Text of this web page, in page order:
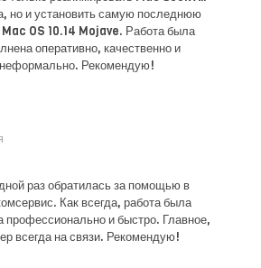
но и установить самую последнюю
OS 10.14 Mojave. Работа была
оперативно, качественно и
неформально. Рекомендую!
раз обратилась за помощью в
Как всегда, работа была
профессионально и быстро. Главное,
всегда на связи. Рекомендую!